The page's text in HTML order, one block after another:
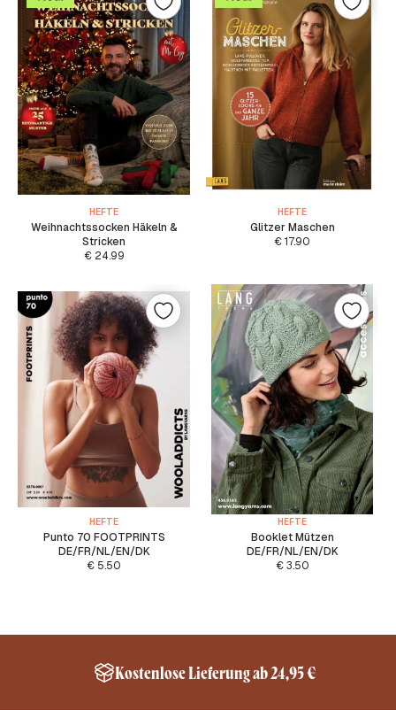
HEFTE
Weihnachtssocken Häkeln &
Stricken
€24.99
HEFTE
Glitzer Maschen
€17.90
HEFTE
Punto 70 FOOTPRINTS
DE/FR/NL/EN/DK
€ 5.50
HEFTE
Booklet Mützen
DE/FR/NL/EN/DK
€3.50
Kostenlose Lieferung ab 24,95 €